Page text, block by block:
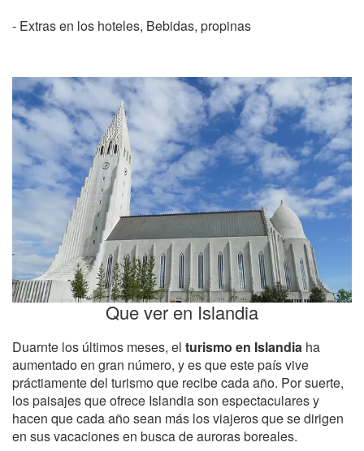
- Extras en los hoteles, Bebidas, propinas
Que ver en Islandia
Duarnte los últimos meses, el turismo en Islandia ha
aumentado en gran número, y es que este país vive
práctiamente del turismo que recibe cada año. Por suerte,
los paisajes que ofrece Islandia son espectaculares y
hacen que cada año sean más los viajeros que se dirigen
en sus vacaciones en busca de auroras boreales.